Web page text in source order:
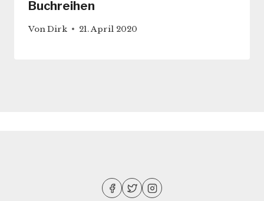
Buchreihen
VonDirk 21. April 2020